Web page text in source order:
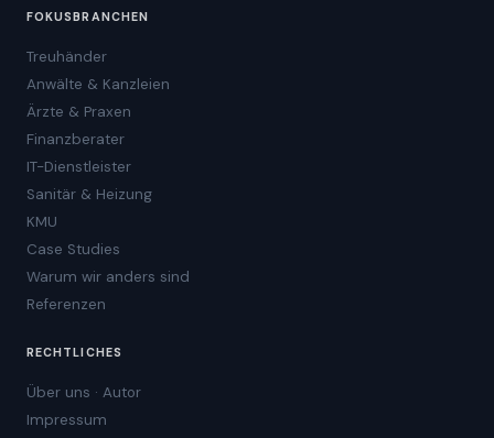
FOKUSBRANCHEN
Treuhänder
Anwälte & Kanzleien
Ärzte & Praxen
Finanzberater
IT-Dienstleister
Sanitär & Heizung
KMU
Case Studies
Warum wir anders sind
Referenzen
RECHTLICHES
Über uns · Autor
Impressum